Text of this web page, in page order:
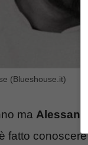
(Blueshouse.it)
ma
fatto